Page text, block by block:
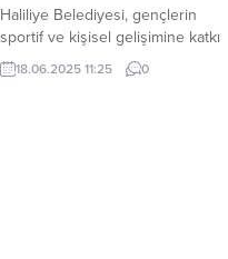
Haliliye Belediyesi, gençlerin
sportif ve kişisel gelişimine katkı
sunmak amacıyla açtığı spor
kurslarıyla, geleceğin başarılı
18.06.2025 11:25 0